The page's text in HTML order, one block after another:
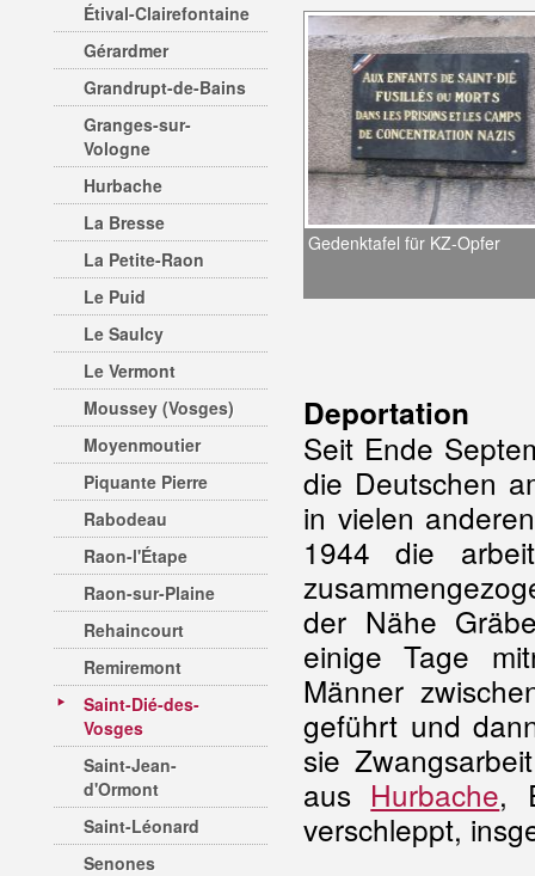
Étival-Clairefontaine
Gérardmer
Grandrupt-de-Bains
Granges-sur-
Vologne
Hurbache
La Bresse
La Petite-Raon
Le Puid
Le Saulcy
Le Vermont
Moussey (Vosges)
Moyenmoutier
Piquante Pierre
Rabodeau
Raon-l'Étape
Raon-sur-Plaine
Rehaincourt
Remiremont
Saint-Dié-des-
Vosges
Saint-Jean-
d'Ormont
Saint-Léonard
Senones
Gedenktafel für KZ-Opfer
Deportation
Seit Ende
die Deutschen
in vielen
1944 die
der Nähe
einige Tage
Männer
geführt und
sie
aus Hurbache,
verschleppt,